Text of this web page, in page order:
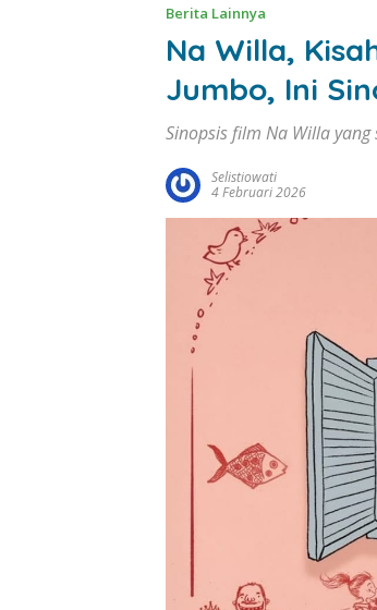
Berita Lainnya
Na Willa,
Jumbo, Ini
Sinopsis film Na Willa
Selistiowati
4 Februari 2026